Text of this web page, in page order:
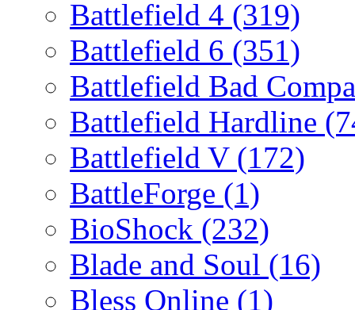
Battlefield 4 (319)
Battlefield 6 (351)
Battlefield Bad
Battlefield Hardline
Battlefield V (172)
BattleForge (1)
BioShock (232)
Blade and Soul (16)
Bless Online (1)